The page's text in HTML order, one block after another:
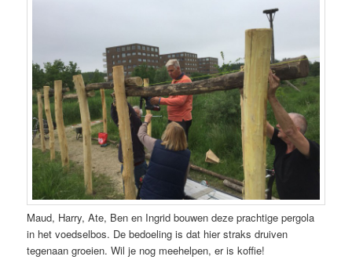
Maud, Harry, Ate, Ben en Ingrid bouwen deze prachtige pergola
in het voedselbos. De bedoeling is dat hier straks druiven
tegenaan groeien. Wil je nog meehelpen, er is koffie!